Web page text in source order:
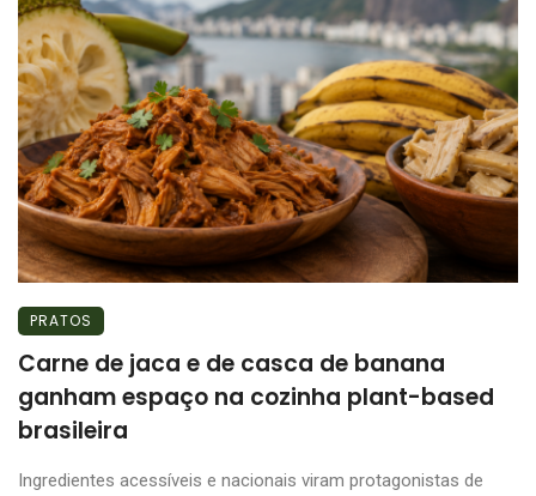
PRATOS
Carne de jaca e de casca de banana
ganham espaço na cozinha plant-based
brasileira
Ingredientes acessíveis e nacionais viram protagonistas de